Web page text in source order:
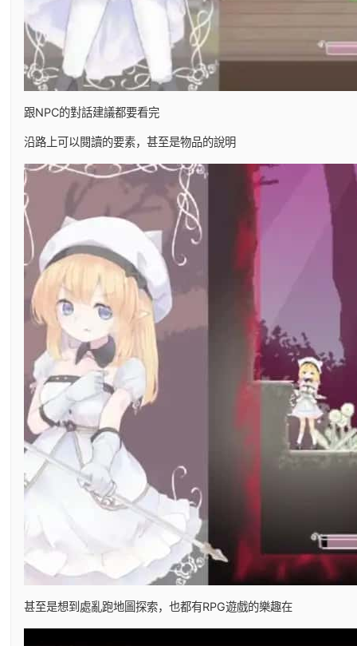
跟NPC的對話建議都要看完
沿路上可以閱讀的要素，甚至是物品的說明
甚至是想到處亂跑地圖探索，也都有RPG遊戲的樂趣在